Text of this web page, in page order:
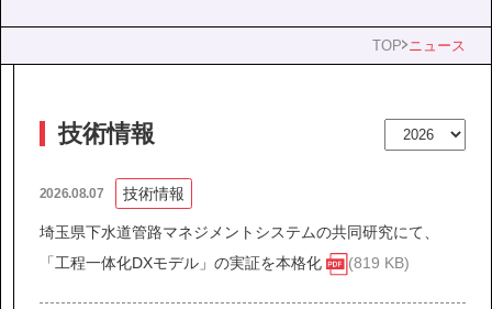
事業内容
IR情報
TOP ニュース
技術情報
2026.08.07 技術情報
埼玉県下水道管路マネジメントシステムの共同研究にて、
「工程一体化DXモデル」の実証を本格化
(819 KB)